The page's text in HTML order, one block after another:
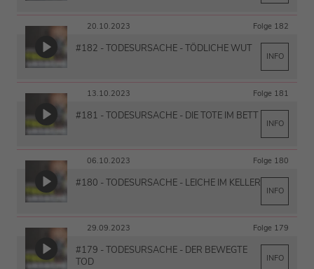
20.10.2023 Folge 182
#182 - TODESURSACHE - TÖDLICHE WUT
INFO
13.10.2023 Folge 181
#181 - TODESURSACHE - DIE TOTE IM BETT
INFO
06.10.2023 Folge 180
#180 - TODESURSACHE - LEICHE IM KELLER
INFO
29.09.2023 Folge 179
#179 - TODESURSACHE - DER BEWEGTE
TOD
INFO